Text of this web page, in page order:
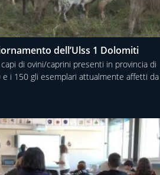
dell’Ulss 1 Dolomiti
di ovini/caprini presenti in provincia di
i 150 gli esemplari attualmente affetti da